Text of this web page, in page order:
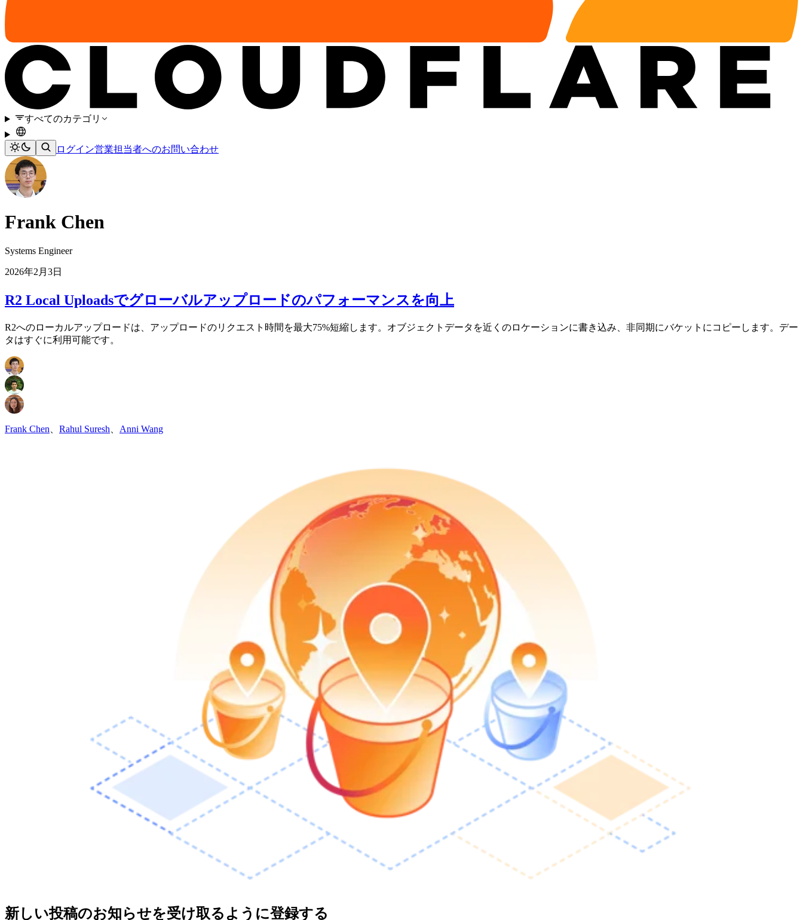
すべてのカテゴリ
ログイン営業担当者へのお問い合わせ
Frank Chen
Systems Engineer
2026年2月3日
R2 Local Uploadsでグローバルアップロードのパフォーマンスを向上
R2へのローカルアップロードは、アップロードのリクエスト時間を最大75%短縮します。オブジェクトデータを近くのロケーションに書き込み、非同期にバケットにコピーします。デー
タはすぐに利用可能です。
Frank Chen Rahul Suresh Anni Wang
新しい投稿のお知らせを受け取るように登録する